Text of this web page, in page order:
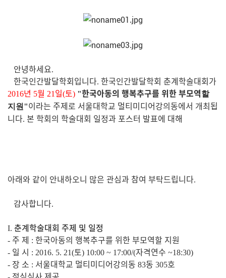
안녕하세요.
한국인간발달학회입니다. 한국인간발달학회 춘계학술대회가
2016년 5월 21 일(토) "한국아동의 행복추구를 위한 부모역할
지원 "이라는 주제로 서울대학교 멀티미디어강의동에서 개최됩
니다. 본 학회의 학술대회 일정과 포스터 발표에 대해
아래와 같이 안내하오니 많은 관심과 참여 부탁드립니다.
감사합니다.
I. 춘계학술대회 주제 및 일정
- 주 제 : 한국아동의 행복추구를 위한 부모역할 지원
- 일 시 : 2016. 5. 21(토) 10:00 ~ 17:00/(자격연수 ~18:30)
- 장 소 : 서울대학교 멀티미디어강의동 83동 305호